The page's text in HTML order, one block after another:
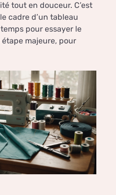
tout en douceur. C’est
cadre d’un tableau
pour essayer le
majeure, pour